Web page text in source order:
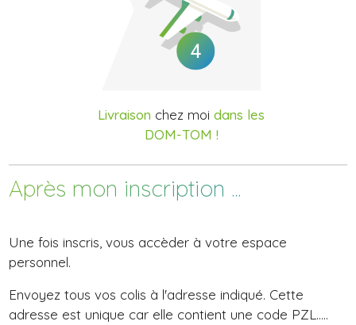
Livraison chez moidans les
DOM-TOM !
Après mon inscription ...
Une fois inscris, vous accèder à votre espace
personnel.
Envoyez tous vos colis à l'adresse indiqué. Cette
adresse est unique car elle contient une code PZL.....